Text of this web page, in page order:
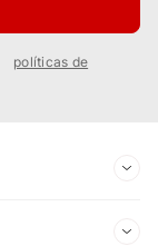
políticas de